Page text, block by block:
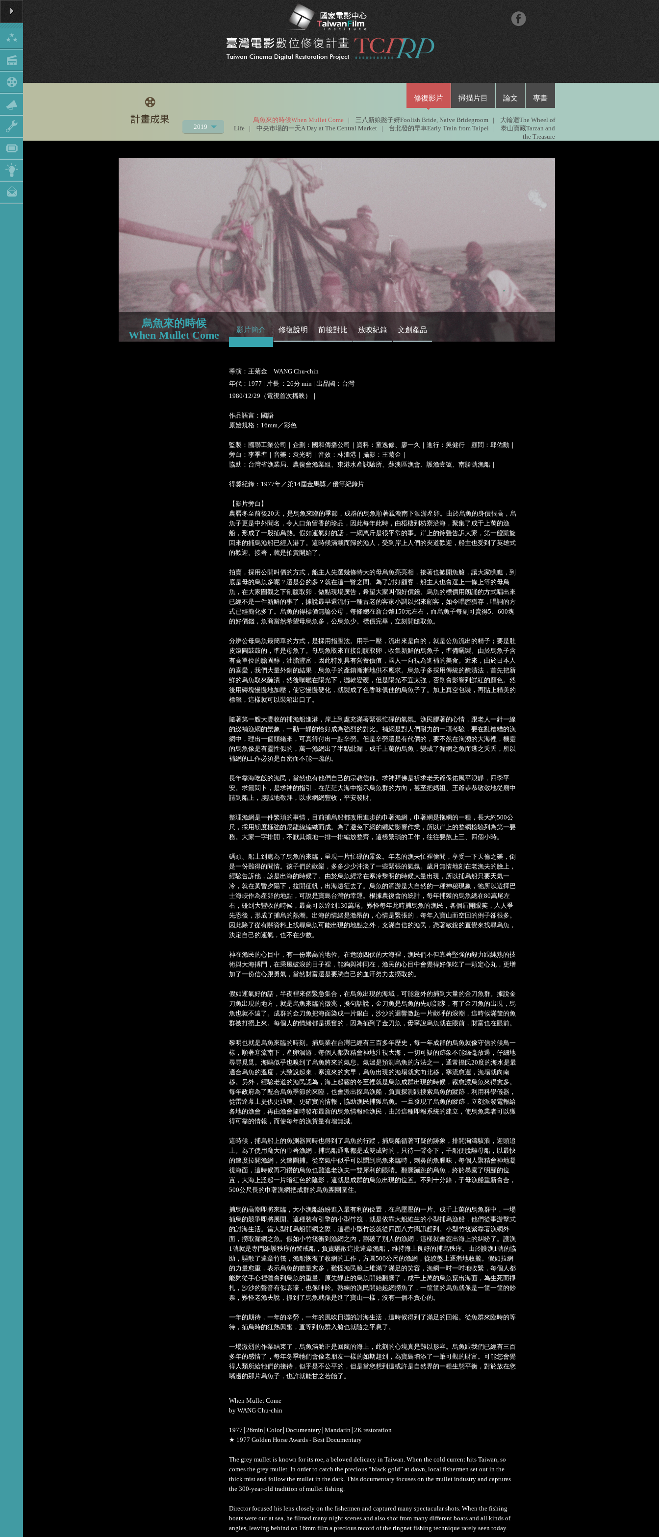
修復影片 掃描片目 論文 專書
2019
2021
2020
2014
2013
烏魚來的時候When Mullet Come | 三八新娘憨子婿Foolish Bride, Naive Bridegroom |
大輪迴The Wheel of
Life
| 中央市場的一天A Day at The Central Market | 台北發的早車Early Train from Taipei |
泰山寶藏Tarzan and
the Treasure
烏魚來的時候
When Mullet Come
影片簡介 修復說明 前後對比 放映紀錄 文創產品
導演：王菊金 WANG Chu-chin
年代：1977 | 片長 ：26分 min | 出品國：台灣
1980/12/29（電視首次播映）｜
作品語言：國語
原始規格：16mm／彩色
監製：國聯工業公司｜企劃：國和傳播公司｜資料：童逸修、廖一久｜進行：吳健行｜顧問：邱佑勳｜
旁白：李季準｜音樂：袁光明｜音效：林洫港｜攝影：王菊金｜
協助：台灣省漁業局、農復會漁業組、東港水產試驗所、蘇澳區漁會、護漁壹號、南勝號漁船｜
得獎紀錄：1977年／第14屆金馬獎／優等紀錄片
【影片旁白】
農曆冬至前後20天，是烏魚來臨的季節，成群的烏魚順著親潮南下洄游產卵。由於烏魚的身價很高，烏
魚子更是中外聞名，令人口角留香的珍品，因此每年此時，由梧棲到枋寮沿海，聚集了成千上萬的漁
船，形成了一股捕烏熱。假如運氣好的話，一網萬斤是很平常的事。岸上的鈴聲告訴大家，第一艘凱旋
回來的捕烏漁船已經入港了。這時候滿載而歸的漁人，受到岸上人們的夾道歡迎，船主也受到了英雄式
的歡迎。接著，就是拍賣開始了。
拍賣，採用公開叫價的方式，船主人先選幾條特大的母烏魚亮亮相，接著也掀開魚艙，讓大家瞧瞧，到
底是母的烏魚多呢？還是公的多？就在這一瞥之間。為了討好顧客，船主人也會選上一條上等的母烏
魚，在大家圍觀之下剖腹取卵，做點現場廣告，希望大家叫個好價錢。烏魚的標價用朗誦的方式唱出來
已經不是一件新鮮的事了，據說最早還流行一種古老的客家小調以招來顧客，如今唱腔猶存，唱詞的方
式已經簡化多了。烏魚的得標價無論公母，每條總在新台幣150元左右，而烏魚子每副可賣得5、600塊
的好價錢，魚商當然希望母烏魚多，公烏魚少。標價完畢，立刻開艙取魚。
分辨公母烏魚最簡單的方式，是採用指壓法。用手一壓，流出來是白的，就是公魚流出的精子；要是肚
皮滾圓鼓鼓的，準是母魚了。母烏魚取來直接剖腹取卵，收集新鮮的烏魚子，準備曬製。由於烏魚子含
有高單位的膽固醇，油脂豐富，因此特別具有營養價值，國人一向視為進補的美食。近來，由於日本人
的喜愛，我們大量外銷的結果，烏魚子的產銷漸漸地供不應求。烏魚子多採用傳統的醃漬法，首先把新
鮮的烏魚取來醃漬，然後曝曬在陽光下，曬乾變硬，但是陽光不宜太強，否則會影響到鮮紅的顏色。然
後用磚塊慢慢地加壓，使它慢慢硬化，就製成了色香味俱佳的烏魚子了。加上真空包裝，再貼上精美的
標籤，這樣就可以裝箱出口了。
隨著第一艘大豐收的捕漁船進港，岸上到處充滿著緊張忙碌的氣氛。漁民膠著的心情，跟老人一針一線
的綴補漁網的景象，一動一靜的恰好成為強烈的對比。補網是對人們耐力的一項考驗，要在亂糟糟的漁
網中，理出一個頭緒來，可真得付出一點辛勞。但是辛勞還是有代價的，要不然在洶湧的大海裡，機靈
的烏魚像是有靈性似的，萬一漁網出了半點紕漏，成千上萬的烏魚，變成了漏網之魚而逃之夭夭，所以
補網的工作必須是百密而不能一疏的。
長年靠海吃飯的漁民，當然也有他們自己的宗教信仰。求神拜佛是祈求老天爺保佑風平浪靜，四季平
安。求籤問卜，是求神的指引，在茫茫大海中指示烏魚群的方向，甚至把媽祖、王爺恭恭敬敬地從廟中
請到船上，虔誠地敬拜，以求網網豐收，平安發財。
整理漁網是一件繁瑣的事情，目前捕烏船都改用進步的巾著漁網，巾著網是拖網的一種，長大約500公
尺，採用韌度極強的尼龍線編織而成。為了避免下網的纏結影響作業，所以岸上的整網檢驗列為第一要
務。大家一字排開，不厭其煩地一排一排編放整齊，這樣繁瑣的工作，往往要熬上三、四個小時。
碼頭、船上到處為了烏魚的來臨，呈現一片忙碌的景象。年老的漁夫忙裡偷閒，享受一下天倫之樂，倒
是一份難得的閒情。孩子們的歡樂，多多少少沖淡了一些緊張的氣氛。歲月無情地刻在老漁夫的臉上，
經驗告訴他，該是出海的時候了。由於烏魚經常在寒冷黎明的時候大量出現，所以捕烏船只要天氣一
冷，就在黃昏夕陽下，拉開征帆，出海遠征去了。烏魚的洄游是大自然的一種神秘現象，牠所以選擇巴
士海峽作為產卵的地點，可說是寶島台灣的幸運。根據農復會的統計，每年捕獲的烏魚總在80萬尾左
右，碰到大豐收的時候，最高可以達到130萬尾。難怪每年此時捕烏魚的漁民，各個眉開眼笑，人人爭
先恐後，形成了捕烏的熱潮。出海的情緒是激昂的，心情是緊張的，每年入寶山而空回的例子卻很多。
因此除了從有關資料上找尋烏魚可能出現的地點之外，充滿自信的漁民，憑著敏銳的直覺來找尋烏魚，
決定自己的運氣，也不在少數。
神在漁民的心目中，有一份崇高的地位。在危險四伏的大海裡，漁民們不但靠著堅強的毅力跟純熟的技
術與大海搏鬥，在乘風破浪的日子裡，能夠與神同在，漁民的心目中會覺得好像吃了一顆定心丸，更增
加了一份信心跟勇氣，當然財富還是要憑自己的血汗努力去撈取的。
假如運氣好的話，半夜裡來個緊急集合，在烏魚出現的海域，可能意外的捕到大量的金刀魚群。據說金
刀魚出現的地方，就是烏魚來臨的徵兆，換句話說，金刀魚是烏魚的先頭部隊，有了金刀魚的出現，烏
魚也就不遠了。成群的金刀魚把海面染成一片銀白，沙沙的迴響激起一片歡呼的浪潮，這時候滿筐的魚
群被打撈上來。每個人的情緒都是振奮的，因為捕到了金刀魚，毋寧說烏魚就在眼前，財富也在眼前。
黎明也就是烏魚來臨的時刻。捕烏業在台灣已經有三百多年歷史，每一年成群的烏魚就像守信的候鳥一
樣，順著寒流南下，產卵洄游，每個人都聚精會神地注視大海，一切可疑的跡象不能絲毫放過，仔細地
尋尋覓覓。海鷗似乎也嗅到了烏魚將來的氣息。氣溫是預測烏魚的方法之一，通常攝氏20度的海水是最
適合烏魚的溫度，大致說起來，寒流來的愈早，烏魚出現的漁場就愈向北移，寒流愈遲，漁場就向南
移。另外，經驗老道的漁民認為，海上起霧的冬至裡就是烏魚成群出現的時候，霧愈濃烏魚來得愈多。
每年政府為了配合烏魚季節的來臨，也會派出探烏漁船，負責探測跟搜索烏魚的蹤跡，利用科學儀器，
從雷達幕上提供更迅速、更確實的情報，協助漁民捕獲烏魚。一旦發現了烏魚的蹤跡，立刻派發電報給
各地的漁會，再由漁會隨時發布最新的烏魚情報給漁民，由於這種即報系統的建立，使烏魚業者可以獲
得可靠的情報，而使每年的漁貨量有增無減。
這時候，捕烏船上的魚測器同時也得到了烏魚的行蹤，捕烏船循著可疑的跡象，排開洶濤駭浪，迎頭追
上。為了使用龐大的巾著漁網，捕烏船通常都是成雙成對的，只待一聲令下，子船便脫離母船，以最快
的速度拉開漁網，火速圍捕。從空氣中似乎可以聞到烏魚來臨時，刺鼻的魚腥味，每個人聚精會神地凝
視海面，這時候再刁鑽的烏魚也難逃老漁夫一雙犀利的眼睛。翻騰蹦跳的烏魚，終於暴露了明顯的位
置，大海上泛起一片暗紅色的陰影，這就是成群的烏魚出現的位置。不到十分鐘，子母漁船重新會合，
500公尺長的巾著漁網把成群的烏魚團團圍住。
捕烏的高潮即將來臨，大小漁船紛紛進入最有利的位置，在烏壓壓的一片、成千上萬的烏魚群中，一場
捕烏的競爭即將展開。這種裝有引擎的小型竹筏，就是依靠大船維生的小型捕烏漁船，他們從事游擊式
的討海生活。當大型捕烏船開網之際，這種小型竹筏就從四面八方聞訊趕到。小型竹筏緊靠著漁網外
面，撈取漏網之魚。假如小竹筏衝到漁網之內，割破了別人的漁網，這樣就會惹出海上的糾紛了。護漁
1號就是專門維護秩序的警戒船，負責驅散這批違章漁船，維持海上良好的捕烏秩序。由於護漁1號的協
助，驅散了違章竹筏，漁船恢復了收網的工作，方圓500公尺的漁網，從絞盤上逐漸地收攏。假如拉網
的力量愈重，表示烏魚的數量愈多，難怪漁民臉上堆滿了滿足的笑容，漁網一吋一吋地收緊，每個人都
能夠從手心裡體會到烏魚的重量。原先靜止的烏魚開始翻騰了，成千上萬的烏魚竄出海面，為生死而掙
扎，沙沙的聲音有似哀嚎，也像呻吟。熟練的漁民開始起網撈魚了，一筐筐的烏魚就像是一筐一筐的鈔
票，難怪老漁夫說，抓到了烏魚就像是進了寶山一樣，沒有一個不貪心的。
一年的期待，一年的辛勞，一年的風吹日曬的討海生活，這時候得到了滿足的回報。從魚群來臨時的等
待，捕烏時的狂熱興奮，直等到魚群入艙也就隨之平息了。
一場激烈的作業結束了，烏魚滿艙正是回航的海上，此刻的心境真是難以形容。烏魚跟我們已經有三百
多年的感情了，每年冬季牠們會像老朋友一樣的如期趕到，為寶島增添了一筆可觀的財富。可能您會覺
得人類所給牠們的接待，似乎是不公平的，但是當您想到這或許是自然界的一種生態平衡，對於放在您
嘴邊的那片烏魚子，也許就能甘之若飴了。
When Mullet Come
by WANG Chu-chin
1977∣26min∣Color∣Documentary∣Mandarin∣2K restoration
★ 1977 Golden Horse Awards - Best Documentary
The grey mullet is known for its roe, a beloved delicacy in Taiwan. When the cold current hits Taiwan, so
comes the grey mullet. In order to catch the precious “black gold” at dawn, local fishermen set out in the
thick mist and follow the mullet in the dark. This documentary focuses on the mullet industry and captures
the 300-year-old tradition of mullet fishing.
Director focused his lens closely on the fishermen and captured many spectacular shots. When the fishing
boats were out at sea, he filmed many night scenes and also shot from many different boats and all kinds of
angles, leaving behind on 16mm film a precious record of the ringnet fishing technique rarely seen today.